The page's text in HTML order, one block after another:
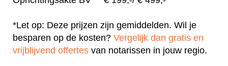
*Let op: Deze prijzen zijn gemiddelden. Wil je
besparen op de kosten? Vergelijk dan gratis en
vrijblijvend offertes van notarissen in jouw regio.